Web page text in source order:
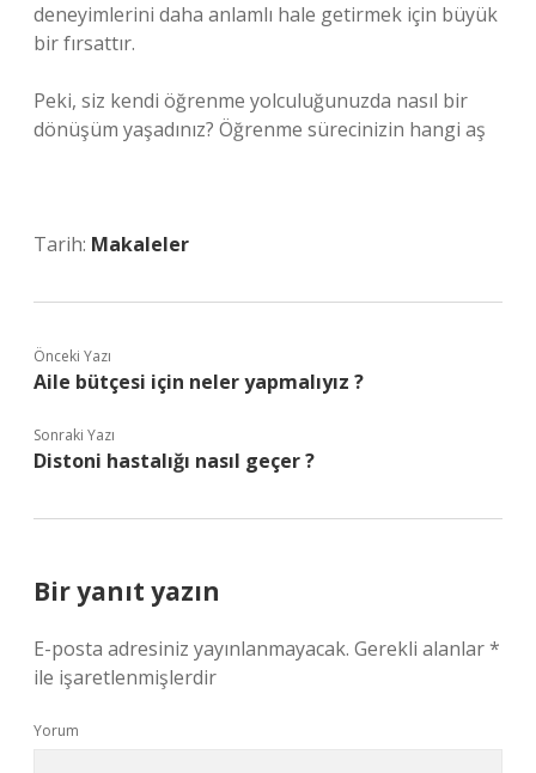
deneyimlerini daha anlamlı hale getirmek için büyük
bir fırsattır.
Peki, siz kendi öğrenme yolculuğunuzda nasıl bir
dönüşüm yaşadınız? Öğrenme sürecinizin hangi aş
Tarih: Makaleler
Önceki Yazı
Aile bütçesi için neler yapmalıyız ?
Sonraki Yazı
Distoni hastalığı nasıl geçer ?
Bir yanıt yazın
E-posta adresiniz yayınlanmayacak. Gerekli alanlar*
ile işaretlenmişlerdir
Yorum